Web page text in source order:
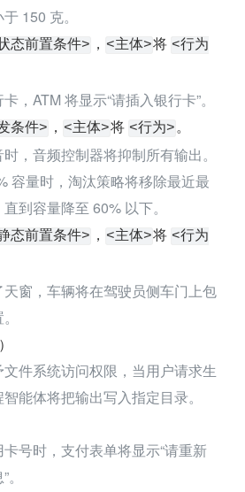
150 克。
态前置条件> ， <主体>将 <行为
，ATM 将显示“请插入银行卡”。
条件> ， <主体>将 <行为>。
，音频控制器将抑制所有输出。
容量时，淘汰策略将移除最近最
到容量降至 60% 以下。
态前置条件> ， <主体>将 <行为
窗，车辆将在驾驶员侧车门上包
件系统访问权限，当用户请求生
能体将把输出写入指定目录。
号时，支付表单将显示“请重新